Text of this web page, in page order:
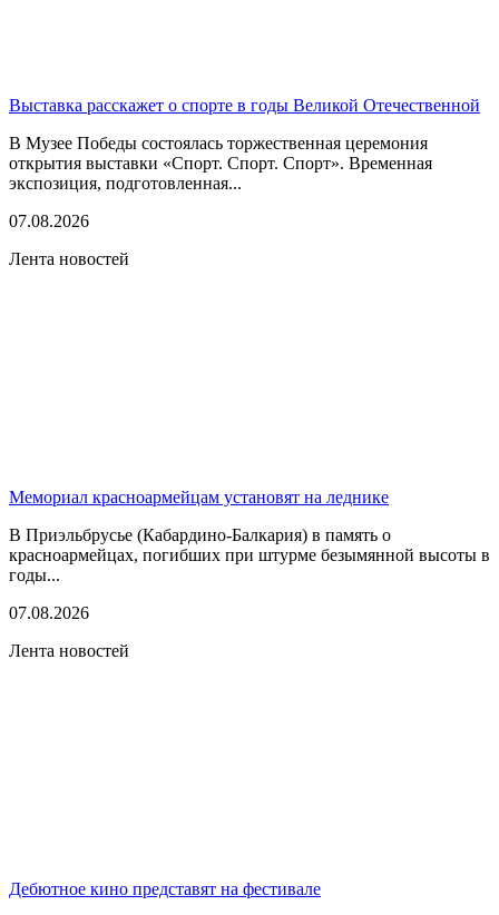
Выставка расскажет о спорте в годы Великой Отечественной
В Музее Победы состоялась торжественная церемония
открытия выставки «Спорт. Спорт. Спорт». Временная
экспозиция, подготовленная...
07.08.2026
Лента новостей
Мемориал красноармейцам установят на леднике
В Приэльбрусье (Кабардино-Балкария) в память о
красноармейцах, погибших при штурме безымянной высоты в
годы...
07.08.2026
Лента новостей
Дебютное кино представят на фестивале